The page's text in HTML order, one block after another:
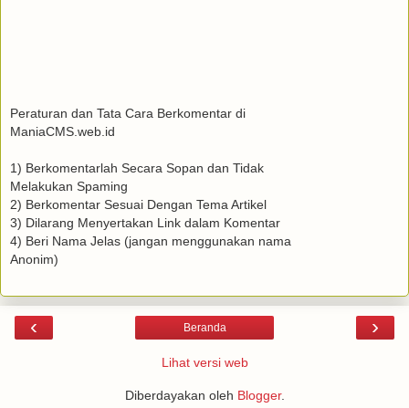
Peraturan dan Tata Cara Berkomentar di
ManiaCMS.web.id
1) Berkomentarlah Secara Sopan dan Tidak
Melakukan Spaming
2) Berkomentar Sesuai Dengan Tema Artikel
3) Dilarang Menyertakan Link dalam Komentar
4) Beri Nama Jelas (jangan menggunakan nama
Anonim)
‹ ›
Beranda
Lihat versi web
Diberdayakan oleh Blogger.